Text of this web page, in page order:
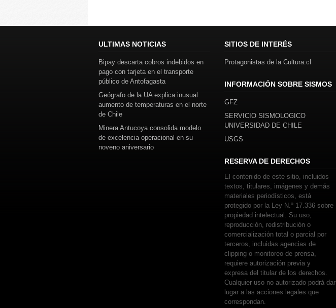
ULTIMAS NOTICIAS
Bipay descarta cobros indebidos en
pago con tarjeta en el transporte
público de Antofagasta
Geógrafo de la UA explica inusual
aumento de temperaturas en el norte
de Chile
Minera Antucoya consolida modelo
de excelencia operacional en su
noveno aniversario
SITIOS DE INTERÉS
Protagonistas de la Cultura.cl
INFORMACIÓN SOBRE SISMOS
GFZ
SERVICIO SISMOLOGICO
UNIVERSIDAD DE CHILE
USGS
RESERVA DE DERECHOS
El contenido de este sitio, incluidos
textos, titulares, imágenes y demás
materiales periodísticos, está
protegido por la Ley N.º 17.336 sobre
propiedad intelectual. Su uso,
reproducción, redistribución o
comercialización total o parcial por
terceros, incluidas agencias de
clipping o monitoreo de prensa,
requiere autorización previa y
expresa del titular de los derechos.
Cualquier uso no autorizado podrá dar
lugar a las acciones legales que
correspondan.